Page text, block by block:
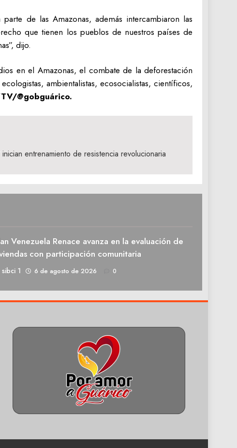
de las Amazonas, además intercambiaron las
que tienen los pueblos de nuestros países de
dijo.
en el Amazonas, el combate de la deforestación
ambientalistas, ecosocialistas, científicos,
@gobguárico.
entrenamiento de resistencia revolucionaria
Venezuela Renace avanza en la evaluación de
con participación comunitaria
sibci 1 6 de agosto de 2026 0